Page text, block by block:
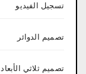
تسجيل الفيديو
تصميم الدوائر
تصميم ثلاثي الأبعاد